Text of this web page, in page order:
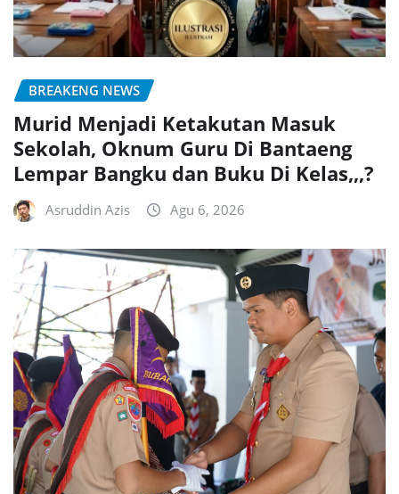
BREAKENG NEWS
Murid Menjadi Ketakutan Masuk
Sekolah, Oknum Guru Di Bantaeng
Lempar Bangku dan Buku Di Kelas,,,?
Asruddin Azis Agu 6, 2026